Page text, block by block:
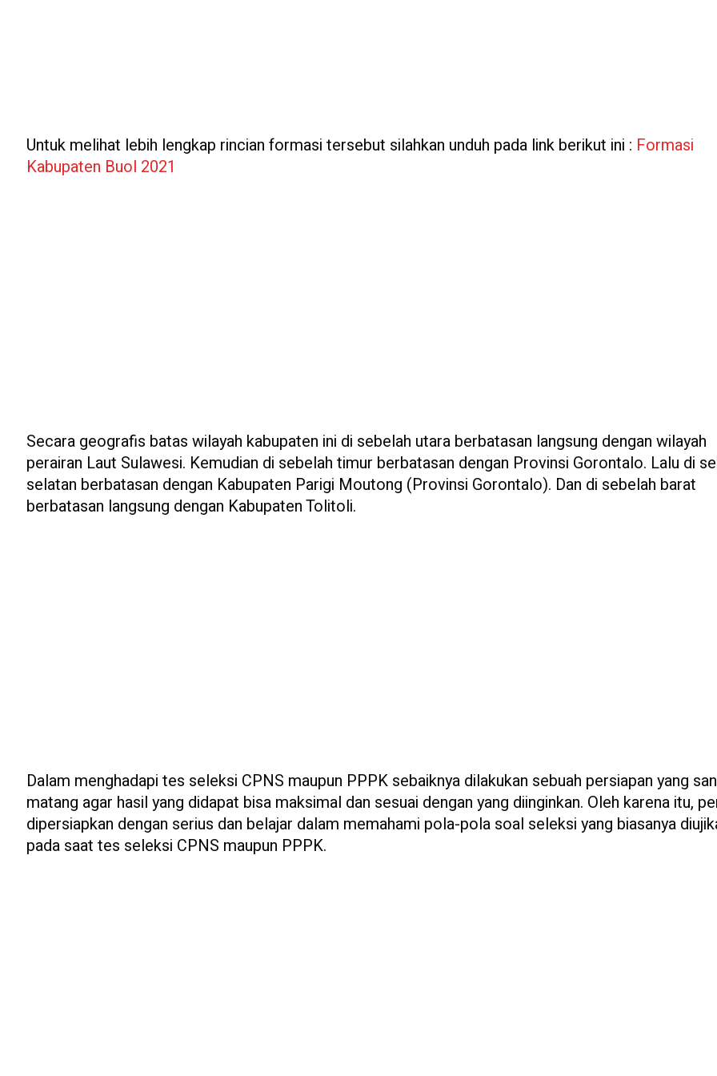
Untuk melihat lebih lengkap rincian formasi tersebut silahkan unduh pada link berikut ini : Formasi
Kabupaten Buol 2021
Secara geografis batas wilayah kabupaten ini di sebelah utara berbatasan langsung dengan wilayah
perairan Laut Sulawesi. Kemudian di sebelah timur berbatasan dengan Provinsi Gorontalo. Lalu di
selatan berbatasan dengan Kabupaten Parigi Moutong (Provinsi Gorontalo). Dan di sebelah barat
berbatasan langsung dengan Kabupaten Tolitoli.
Dalam menghadapi tes seleksi CPNS maupun PPPK sebaiknya dilakukan sebuah persiapan yang
matang agar hasil yang didapat bisa maksimal dan sesuai dengan yang diinginkan. Oleh karena itu,
dipersiapkan dengan serius dan belajar dalam memahami pola-pola soal seleksi yang biasanya
pada saat tes seleksi CPNS maupun PPPK.